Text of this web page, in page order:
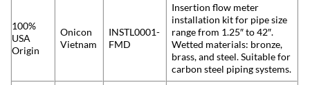
100%
USA
Origin
Onicon
Vietnam
INSTL0001-
FMD
Insertion flow meter
installation kit for pipe size
range from 1.25″ to 42″.
Wetted materials: bronze,
brass, and steel. Suitable for
carbon steel piping systems.